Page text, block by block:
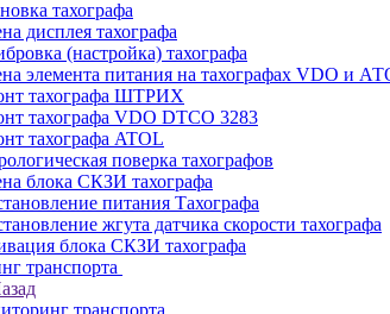
тахографа
дисплея тахографа
(настройка) тахографа
элемента питания на тахографах VDO и
тахографа ШТРИХ
тахографа VDO DTCO 3283
тахографа ATOL
поверка тахографов
блока СКЗИ тахографа
питания Тахографа
жгута датчика скорости тахографа
блока СКЗИ тахографа
транспорта
транспорта